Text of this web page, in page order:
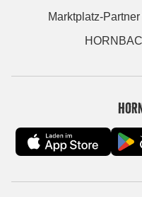
Marktplatz-